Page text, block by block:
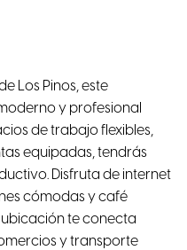
Los Pinos, este
y profesional
de trabajo flexibles,
equipadas, tendrás
Disfruta de internet
cómodas y café
ubicación te conecta
y transporte